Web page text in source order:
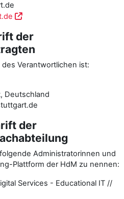
der
Verantwortlichen ist:
Deutschland
der
Administratorinnen und
Plattform der HdM zu nennen:
Services - Educational IT //